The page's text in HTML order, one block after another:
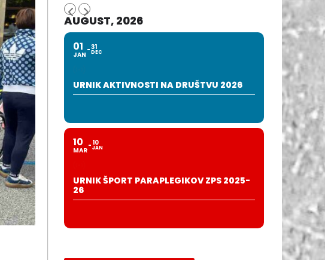
AUGUST, 2026
01
JAN
31
DEC
URNIK AKTIVNOSTI NA DRUŠTVU 2026
10
MAR
10
JAN
URNIK ŠPORT PARAPLEGIKOV ZPS 2025-
26